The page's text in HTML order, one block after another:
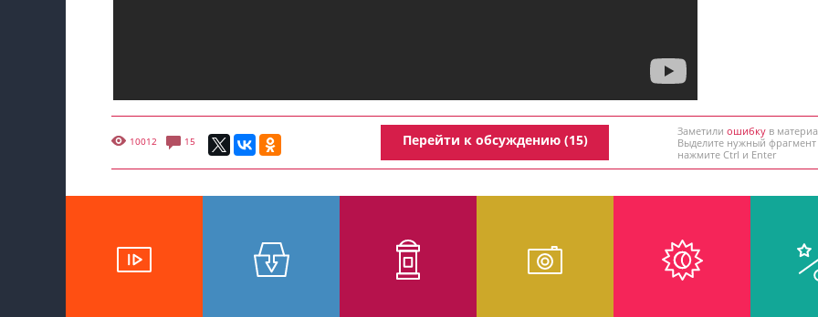
10012 15 Перейти к обсуждению (15)
Заметили ошибку в
Выделите нужный
нажмите Ctrl и Enter